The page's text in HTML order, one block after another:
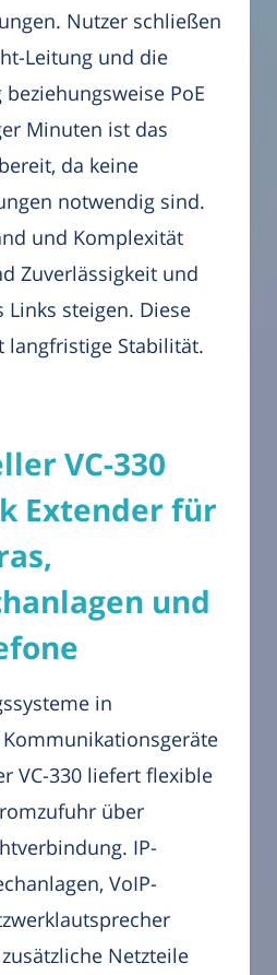
Nutzer schließen
Leitung und die
PoE
Minuten ist das
da keine
notwendig sind.
und Komplexität
Zuverlässigkeit und
Links steigen. Diese
langfristige Stabilität.
VC-330
Extender für
und
in
VC-330 liefert flexible
über
IP-
VoIP-
Netzteile